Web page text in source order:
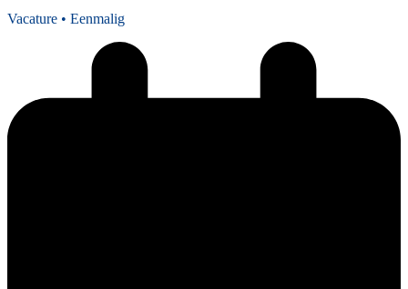
Vacature • Eenmalig